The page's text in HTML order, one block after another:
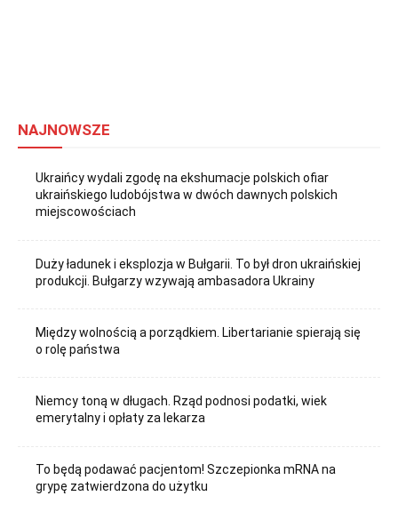
NAJNOWSZE
Ukraińcy wydali zgodę na ekshumacje polskich ofiar
ukraińskiego ludobójstwa w dwóch dawnych polskich
miejscowościach
Duży ładunek i eksplozja w Bułgarii. To był dron ukraińskiej
produkcji. Bułgarzy wzywają ambasadora Ukrainy
Między wolnością a porządkiem. Libertarianie spierają się
o rolę państwa
Niemcy toną w długach. Rząd podnosi podatki, wiek
emerytalny i opłaty za lekarza
To będą podawać pacjentom! Szczepionka mRNA na
grypę zatwierdzona do użytku